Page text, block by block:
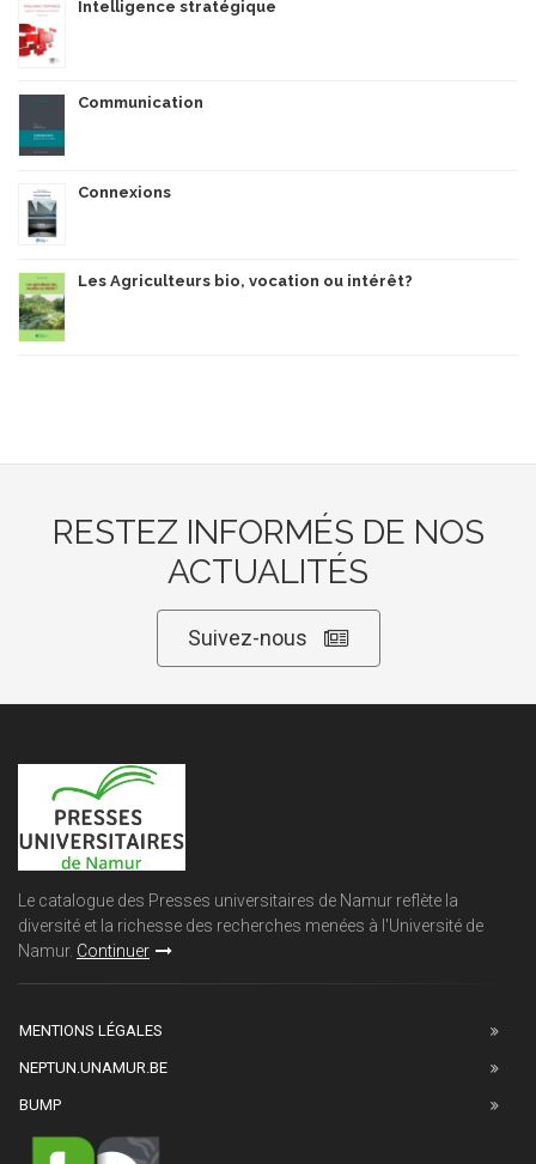
Intelligence stratégique
Communication
Connexions
Les Agriculteurs bio, vocation ou intérêt?
RESTEZ INFORMÉS DE NOS
ACTUALITÉS
Suivez-nous
Le catalogue des Presses universitaires de Namur reflète la
diversité et la richesse des recherches menées à l'Université de
Namur. Continuer
MENTIONS LÉGALES
NEPTUN.UNAMUR.BE
BUMP